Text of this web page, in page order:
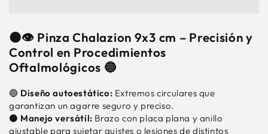
CM
CM
⚫👁️ Pinza Chalazion 9x3 cm – Precisión y
Control en Procedimientos
Oftalmológicos 🔵
🔵 Diseño autoestático: Extremos circulares que
garantizan un agarre seguro y preciso.
⚫ Manejo versátil: Brazo con placa plana y anillo
ajustable para sujetar quistes o lesiones de distintos